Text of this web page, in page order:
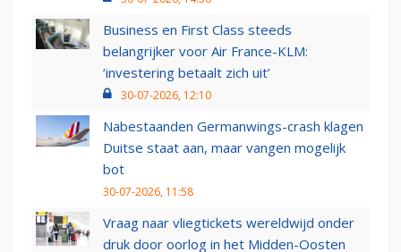
Business en First Class steeds
belangrijker voor Air France-KLM:
‘investering betaalt zich uit’
30-07-2026, 12:10
Nabestaanden Germanwings-crash klagen
Duitse staat aan, maar vangen mogelijk
bot
30-07-2026, 11:58
Vraag naar vliegtickets wereldwijd onder
druk door oorlog in het Midden-Oosten